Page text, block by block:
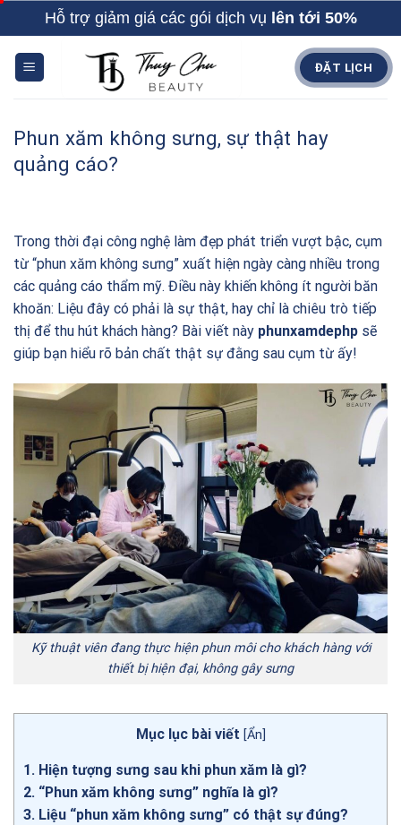
to
content
Hỗ trợ giảm giá các gói dịch vụ lên tới 50%
ĐẶT LỊCH
Phun xăm không sưng, sự thật hay
quảng cáo?
Trong thời đại công nghệ làm đẹp phát triển vượt bậc, cụm
từ “phun xăm không sưng” xuất hiện ngày càng nhiều trong
các quảng cáo thẩm mỹ. Điều này khiến không ít người băn
khoăn: Liệu đây có phải là sự thật, hay chỉ là chiêu trò tiếp
thị để thu hút khách hàng? Bài viết này phunxamdephp sẽ
giúp bạn hiểu rõ bản chất thật sự đằng sau cụm từ ấy!
Kỹ thuật viên đang thực hiện phun môi cho khách hàng với
thiết bị hiện đại, không gây sưng
Mục lục bài viết [Ẩn
1
Hiện tượng sưng sau khi phun xăm là gì?
2 “Phun xăm không sưng” nghĩa là gì?
3 Liệu “phun xăm không sưng” có thật sự đúng?